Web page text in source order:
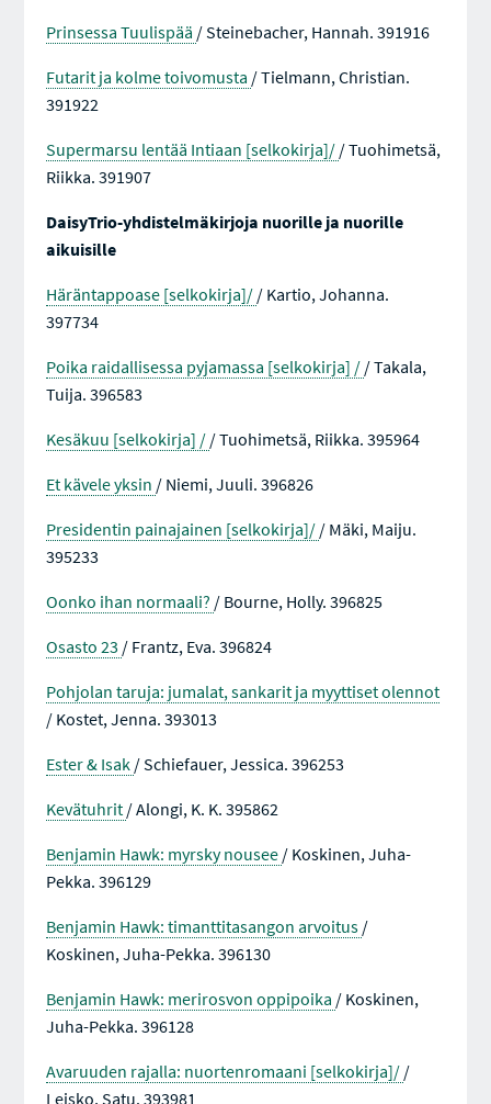
Prinsessa Tuulispää / Steinebacher, Hannah. 391916
Futarit ja kolme toivomusta / Tielmann, Christian.
391922
Supermarsu lentää Intiaan [selkokirja]/ / Tuohimetsä,
Riikka. 391907
DaisyTrio-yhdistelmäkirjoja nuorille ja nuorille
aikuisille
Häräntappoase [selkokirja]/ / Kartio, Johanna.
397734
Poika raidallisessa pyjamassa [selkokirja] / / Takala,
Tuija. 396583
Kesäkuu [selkokirja] / / Tuohimetsä, Riikka. 395964
Et kävele yksin / Niemi, Juuli. 396826
Presidentin painajainen [selkokirja]/ / Mäki, Maiju.
395233
Oonko ihan normaali? / Bourne, Holly. 396825
Osasto 23 / Frantz, Eva. 396824
Pohjolan taruja: jumalat, sankarit ja myyttiset olennot
/ Kostet, Jenna. 393013
Ester & Isak / Schiefauer, Jessica. 396253
Kevätuhrit / Alongi, K. K. 395862
Benjamin Hawk: myrsky nousee / Koskinen, Juha-
Pekka. 396129
Benjamin Hawk: timanttitasangon arvoitus /
Koskinen, Juha-Pekka. 396130
Benjamin Hawk: merirosvon oppipoika / Koskinen,
Juha-Pekka. 396128
Avaruuden rajalla: nuortenromaani [selkokirja]/ /
Leisko, Satu. 393981